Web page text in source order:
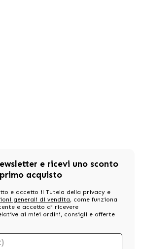
e ricevi uno sconto
acquisto
e accetto il Tutela della privacy e
generali di vendita, come funziona
e accetto di ricevere
ai miei ordini, consigli e offerte